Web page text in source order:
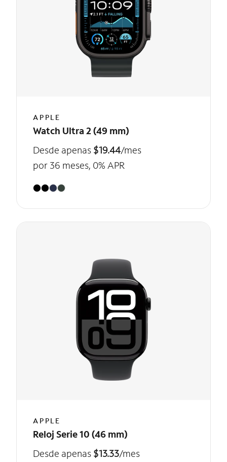
APPLE
Watch Ultra 2 (49 mm)
Desde apenas $19.44/mes
por 36 meses, 0% APR
APPLE
Reloj Serie 10 (46 mm)
Desde apenas $13.33/mes